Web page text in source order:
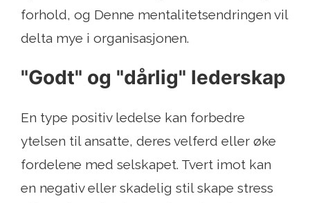
forhold, og Denne mentalitetsendringen vil
delta mye i organisasjonen.
"Godt" og "dårlig" lederskap
En type positiv ledelse kan forbedre
ytelsen til ansatte, deres velferd eller øke
fordelene med selskapet. Tvert imot kan
en negativ eller skadelig stil skape stress